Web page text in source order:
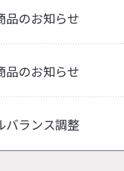
品のお知らせ
品のお知らせ
バランス調整